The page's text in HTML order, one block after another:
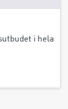
i hela